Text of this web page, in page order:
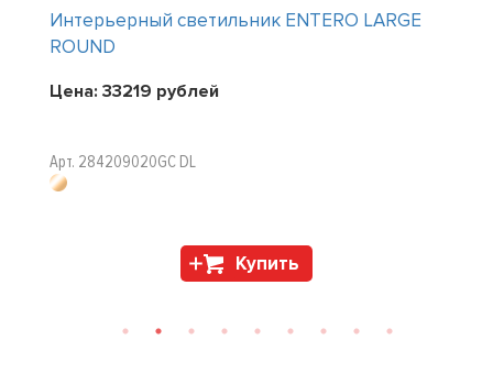
Интерьерный светильник ENTERO LARGE
ROUND
Цена: 33219 рублей
Арт. 284209020GC DL
Купить